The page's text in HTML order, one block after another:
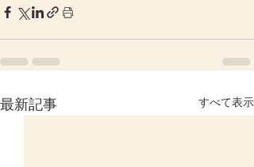
最新記事 すべて表示